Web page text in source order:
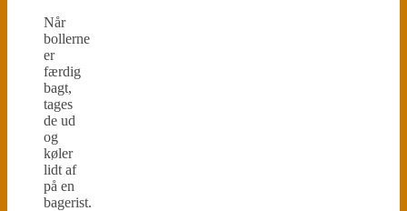
Når
bollerne
er
færdig
bagt,
tages
de ud
og
køler
lidt af
på en
bagerist.